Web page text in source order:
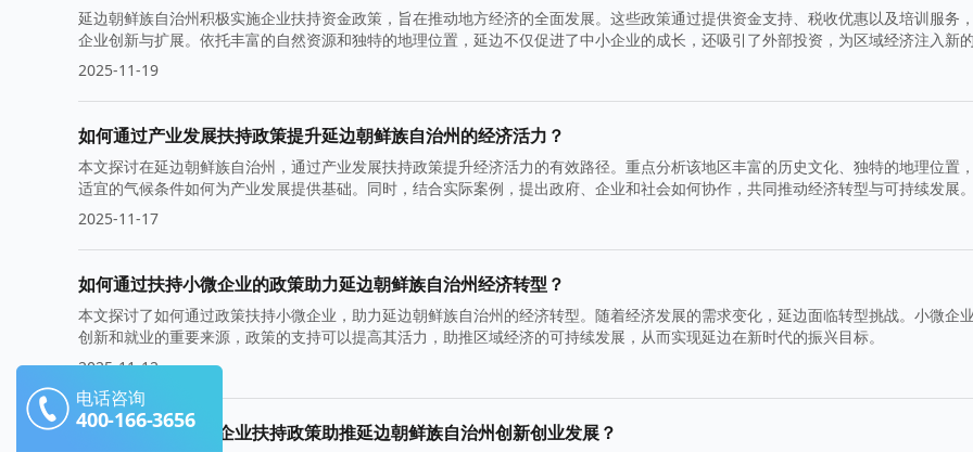
延边朝鲜族自治州积极实施企业扶持资金政策，旨在推动地方经济的全面发展。这些政策通过提供资金支持、税收优惠以及培训服务
企业创新与扩展。依托丰富的自然资源和独特的地理位置，延边不仅促进了中小企业的成长，还吸引了外部投资，为区域经济注入新
力。
2025-11-19
如何通过产业发展扶持政策提升延边朝鲜族自治州的经济活力？
本文探讨在延边朝鲜族自治州，通过产业发展扶持政策提升经济活力的有效路径。重点分析该地区丰富的历史文化、独特的地理位置
适宜的气候条件如何为产业发展提供基础。同时，结合实际案例，提出政府、企业和社会如何协作，共同推动经济转型与可持续发展。
2025-11-17
如何通过扶持小微企业的政策助力延边朝鲜族自治州经济转型？
本文探讨了如何通过政策扶持小微企业，助力延边朝鲜族自治州的经济转型。随着经济发展的需求变化，延边面临转型挑战。小微企
创新和就业的重要来源，政策的支持可以提高其活力，助推区域经济的可持续发展，从而实现延边在新时代的振兴目标。
2025-11-12
如何借助高新技术企业扶持政策助推延边朝鲜族自治州创新创业发展？
电话咨询
400-166-3656